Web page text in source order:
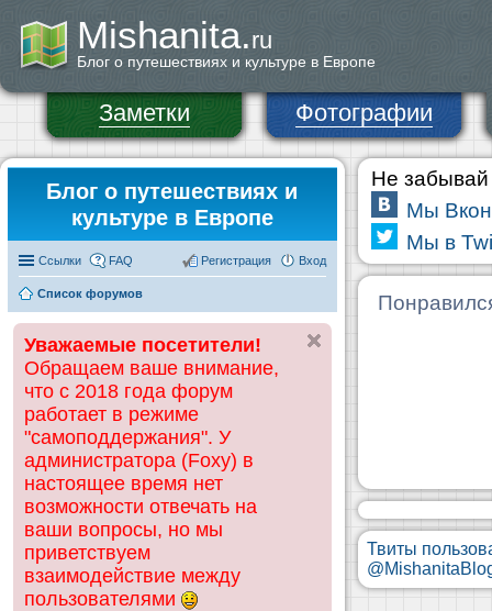
Mishanita.ru
Блог о путешествиях и культуре в Европе
Заметки Фотографии
Блог о путешествиях и
культуре в Европе
Ссылки FAQ Вход
Регистрация
Список форумов
Уважаемые посетители!
Обращаем ваше внимание,
что с 2018 года форум
работает в режиме
"самоподдержания". У
администратора (Foxy) в
настоящее время нет
возможности отвечать на
ваши вопросы, но мы
приветствуем
взаимодействие между
пользователями
Не забывай
Мы
Мы в
Твиты